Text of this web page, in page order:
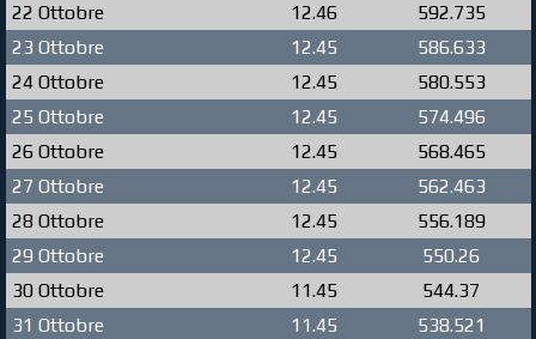
22 Ottobre
12.46
592.735
23 Ottobre
12.45
586.633
24 Ottobre
12.45
580.553
25 Ottobre
12.45
574.496
26 Ottobre
12.45
568.465
27 Ottobre
12.45
562.463
28 Ottobre
12.45
556.189
29 Ottobre
12.45
550.26
30 Ottobre
11.45
544.37
31 Ottobre
11.45
538.521